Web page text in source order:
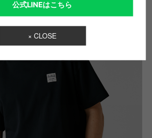
公式LINEはこちら
× CLOSE